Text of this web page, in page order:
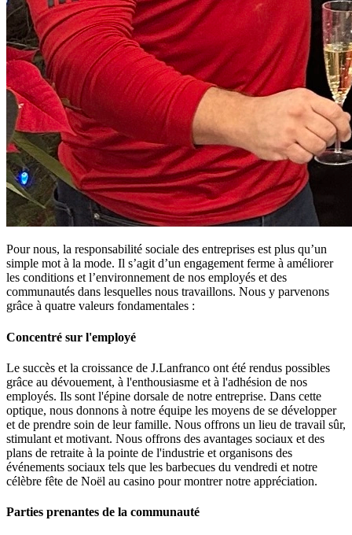
Pour nous, la responsabilité sociale des entreprises est plus qu’un
simple mot à la mode. Il s’agit d’un engagement ferme à améliorer
les conditions et l’environnement de nos employés et des
communautés dans lesquelles nous travaillons. Nous y parvenons
grâce à quatre valeurs fondamentales :
Concentré sur l'employé
Le succès et la croissance de J.Lanfranco ont été rendus possibles
grâce au dévouement, à l'enthousiasme et à l'adhésion de nos
employés. Ils sont l'épine dorsale de notre entreprise. Dans cette
optique, nous donnons à notre équipe les moyens de se développer
et de prendre soin de leur famille. Nous offrons un lieu de travail sûr,
stimulant et motivant. Nous offrons des avantages sociaux et des
plans de retraite à la pointe de l'industrie et organisons des
événements sociaux tels que les barbecues du vendredi et notre
célèbre fête de Noël au casino pour montrer notre appréciation.
Parties prenantes de la communauté